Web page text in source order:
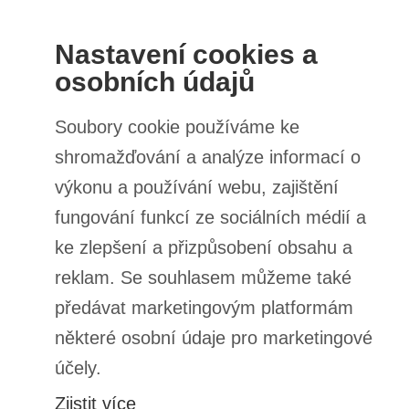
Ihre E-Mail-Adresse
BESTELLUNGEN
Bestellungsstatus